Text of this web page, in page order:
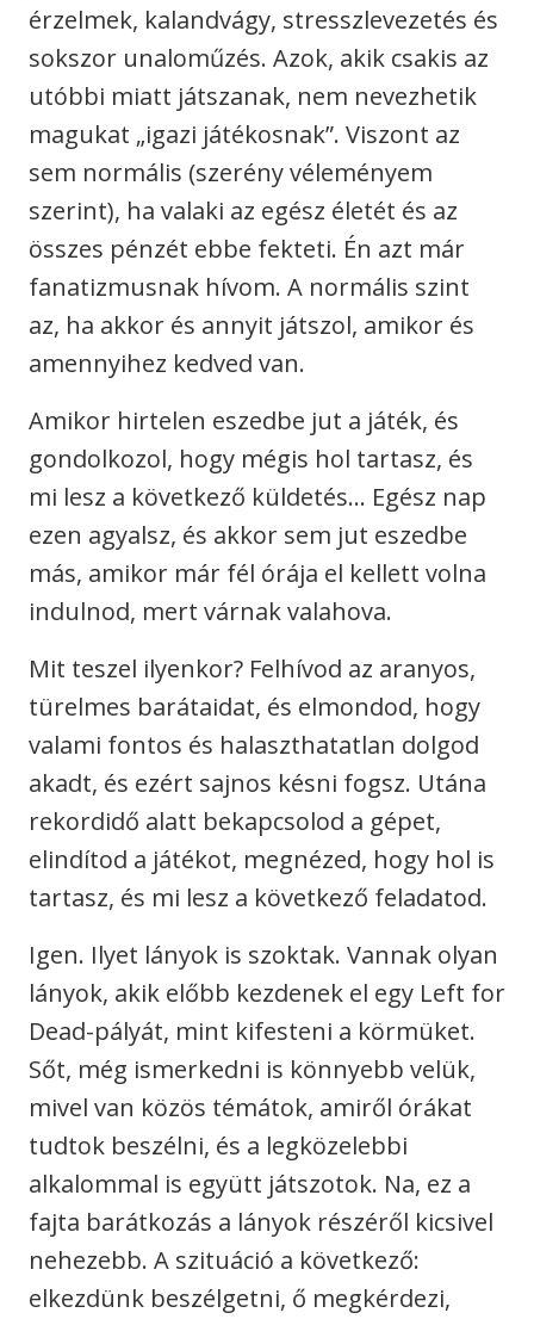
érzelmek, kalandvágy, stresszlevezetés és
sokszor unaloműzés. Azok, akik csakis az
utóbbi miatt játszanak, nem nevezhetik
magukat „igazi játékosnak”. Viszont az
sem normális (szerény véleményem
szerint), ha valaki az egész életét és az
összes pénzét ebbe fekteti. Én azt már
fanatizmusnak hívom. A normális szint
az, ha akkor és annyit játszol, amikor és
amennyihez kedved van.
Amikor hirtelen eszedbe jut a játék, és
gondolkozol, hogy mégis hol tartasz, és
mi lesz a következő küldetés… Egész nap
ezen agyalsz, és akkor sem jut eszedbe
más, amikor már fél órája el kellett volna
indulnod, mert várnak valahova.
Mit teszel ilyenkor? Felhívod az aranyos,
türelmes barátaidat, és elmondod, hogy
valami fontos és halaszthatatlan dolgod
akadt, és ezért sajnos késni fogsz. Utána
rekordidő alatt bekapcsolod a gépet,
elindítod a játékot, megnézed, hogy hol is
tartasz, és mi lesz a következő feladatod.
Igen. Ilyet lányok is szoktak. Vannak olyan
lányok, akik előbb kezdenek el egy Left for
Dead-pályát, mint kifesteni a körmüket.
Sőt, még ismerkedni is könnyebb velük,
mivel van közös témátok, amiről órákat
tudtok beszélni, és a legközelebbi
alkalommal is együtt játszotok. Na, ez a
fajta barátkozás a lányok részéről kicsivel
nehezebb. A szituáció a következő:
elkezdünk beszélgetni, ő megkérdezi,